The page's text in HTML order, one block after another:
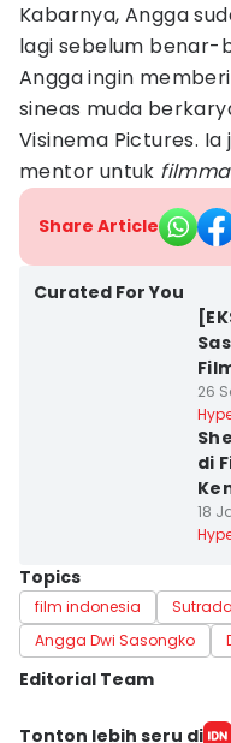
Kabarnya, Angga
lagi sebelum benar-
Angga ingin
sineas muda
Visinema Pictures.
mentor untuk
Share Article
Curated For You
26
di
18
Topics
film indonesia
Angga Dwi Sasongko
Editorial Team
Editor
Tonton lebih seru di